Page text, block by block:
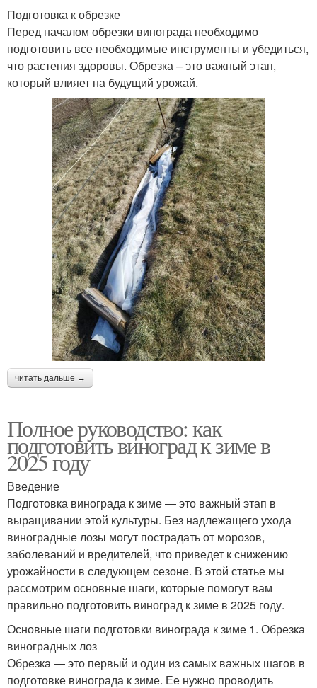
Подготовка к обрезке
Перед началом обрезки винограда необходимо
подготовить все необходимые инструменты и убедиться,
что растения здоровы. Обрезка – это важный этап,
который влияет на будущий урожай.
читать дальше →
Полное руководство: как
подготовить виноград к зиме в
2025 году
Введение
Подготовка винограда к зиме — это важный этап в
выращивании этой культуры. Без надлежащего ухода
виноградные лозы могут пострадать от морозов,
заболеваний и вредителей, что приведет к снижению
урожайности в следующем сезоне. В этой статье мы
рассмотрим основные шаги, которые помогут вам
правильно подготовить виноград к зиме в 2025 году.
Основные шаги подготовки винограда к зиме 1. Обрезка
виноградных лоз
Обрезка — это первый и один из самых важных шагов в
подготовке винограда к зиме. Ее нужно проводить